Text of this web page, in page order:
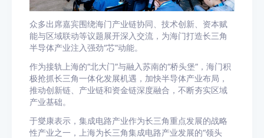
众多出席嘉宾围绕海门产业链协同、技术创新、资本赋
能与区域联动等议题展开深入交流，为海门打造长三角
半导体产业注入强劲“芯”动能。
作为接轨上海的“北大门”与融入苏南的“桥头堡”，海门积
极抢抓长三角一体化发展机遇，加快半导体产业布局，
推动创新链、产业链和资金链深度融合，不断夯实区域
产业基础。
于燮康表示，集成电路产业作为长三角重点发展的战略
性产业之一，上海为长三角集成电路产业发展的“领头